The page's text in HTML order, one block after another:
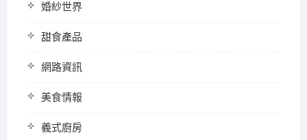
婚紗世界
甜食產品
網路資訊
美食情報
義式廚房